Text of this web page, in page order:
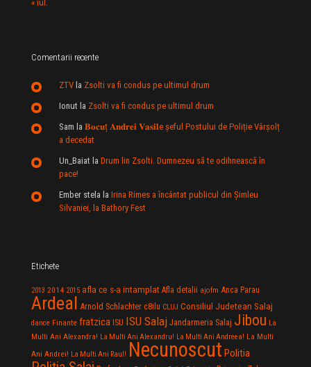
« iul.
Comentarii recente
ZTV la Zsolti va fi condus pe ultimul drum
Ionut la Zsolti va fi condus pe ultimul drum
Sam la 𝐁𝐨𝐜𝐮ț 𝐀𝐧𝐝𝐫𝐞𝐢 𝐕𝐚𝐬𝐢𝐥e şeful Postului de Poliție Vârșolț
a decedat
Un_Baiat la Drum lin Zsolti. Dumnezeu sã te odihneascã în
pace!
Ember stela la Irina Rimes a încântat publicul din Şimleu
Silvaniei, la Bathory Fest
Etichete
2013 2014 2015 afla ce s-a intamplat Afla detalii ajofm Anca Parau
Ardeal Arnold Schlachter c8ilu CLUJ Consiliul Judetean Salaj
dance Finante fratzica ISU ISU Salaj Jandarmeria Salaj Jibou La
Multi Ani Alexandra! La Multi Ani Alexandru! La Multi Ani Andreea! La Multi
Ani Andrei! La Multi Ani Raul! Necunoscut Politia